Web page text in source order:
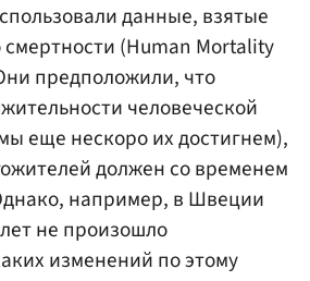
данные, взятые
(Human Mortality
предположили, что
человеческой
еще нескоро их достигнем),
должен со временем
например, в Швеции
не произошло
изменений по этому